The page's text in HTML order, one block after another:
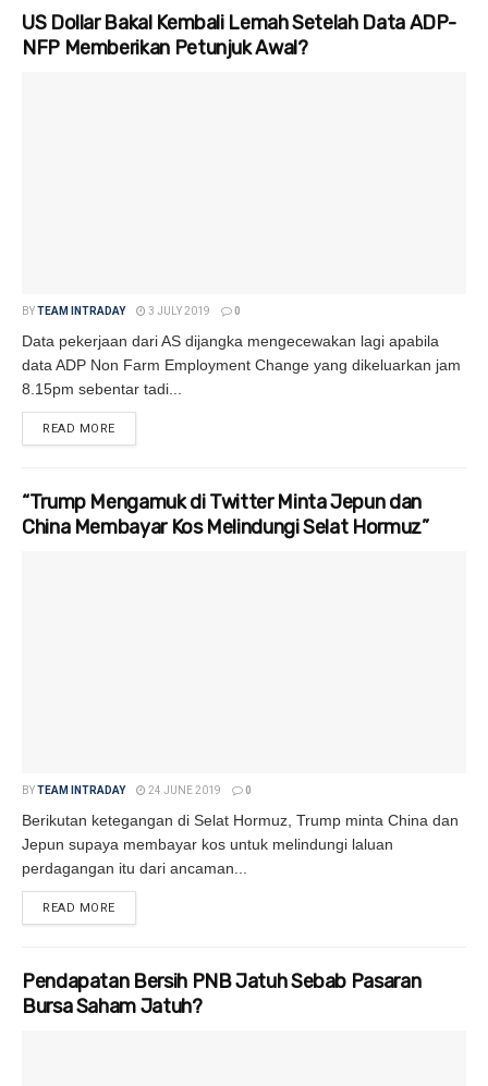
US Dollar Bakal Kembali Lemah Setelah Data ADP-
NFP Memberikan Petunjuk Awal?
BYTEAM INTRADAY 3 JULY 2019 0
Data pekerjaan dari AS dijangka mengecewakan lagi apabila
data ADP Non Farm Employment Change yang dikeluarkan jam
8.15pm sebentar tadi...
READ MORE
“Trump Mengamuk di Twitter Minta Jepun dan
China Membayar Kos Melindungi Selat Hormuz”
BYTEAM INTRADAY 24 JUNE 2019 0
Berikutan ketegangan di Selat Hormuz, Trump minta China dan
Jepun supaya membayar kos untuk melindungi laluan
perdagangan itu dari ancaman...
READ MORE
Pendapatan Bersih PNB Jatuh Sebab Pasaran
Bursa Saham Jatuh?